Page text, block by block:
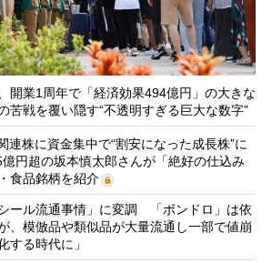
開業1周年で「経済効果494億円」の大きな
戦を覆い隠す“不透明すぎる巨大な数字”
連株に資金集中で“割安になった成長株”に
円超の坂本慎太郎さんが「絶好の仕込み
食品銘柄を紹介
ール流通事情」に変調 「ボンドロ」は依
、模倣品や類似品が大量流通し一部で値崩
る時代に」